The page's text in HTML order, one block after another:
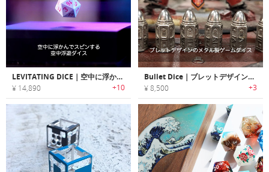
LEVITATING DICE｜空中に浮かんでスピンする空中浮遊ダイス
¥ 14,890 +10
Bullet Dice｜ブレットデザインのメタル製ゲームダイス「ブレットダイス」
¥ 8,500 +3